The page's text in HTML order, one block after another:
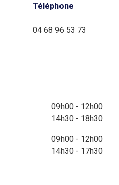
Téléphone
04 68 96 53 73
09h00 - 12h00
14h30 - 18h30
09h00 - 12h00
14h30 - 17h30